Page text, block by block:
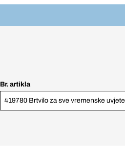
Br. artikla
419780 Brtvilo za sve vremenske uvjete